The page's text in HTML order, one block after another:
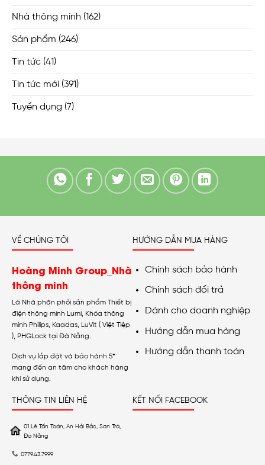
Nhà thông minh (162)
Sản phẩm (246)
Tin tức (41)
Tin tức mới (391)
Tuyển dụng (7)
VỀ CHÚNG TÔI
Hoàng Minh Group_Nhà
thông minh
Là Nhà phân phối sản phẩm Thiết bị
điện thông minh Lumi, Khóa thông
minh Philips, Kaadas, LuVit ( Việt Tiệp
), PHGLock tại Đà Nẵng.
Dịch vụ lắp đặt và bảo hành 5*
mang đến an tâm cho khách hàng
khi sử dụng.
HƯỚNG DẪN MUA HÀNG
Chính sách bảo hành
Chính sách đổi trả
Dành cho doanh nghiệp
Hướng dẫn mua hàng
Hướng dẫn thanh toán
THÔNG TIN LIÊN HỆ
01 Lê Tấn Toán, An Hải Bắc, Sơn Trà,
Đà Nẵng
0779.43.7999
KẾT NỐI FACEBOOK